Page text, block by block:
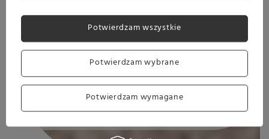
Węglowodany
50.0 g
Białko
6.8 g
Potwierdzam wybrane
Potwierdzam wymagane
Potwierdzam wszystkie